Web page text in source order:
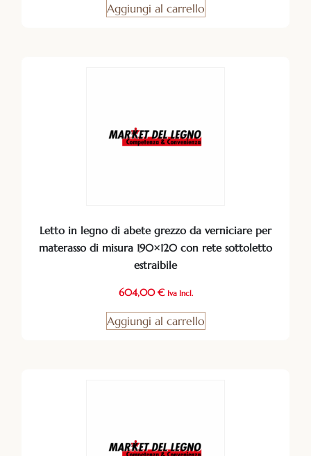
Aggiungi al carrello
Letto in legno di abete grezzo da verniciare per
materasso di misura 190×120 con rete sottoletto
estraibile
604,00€ Iva Incl.
Aggiungi al carrello